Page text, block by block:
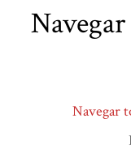
Navegar